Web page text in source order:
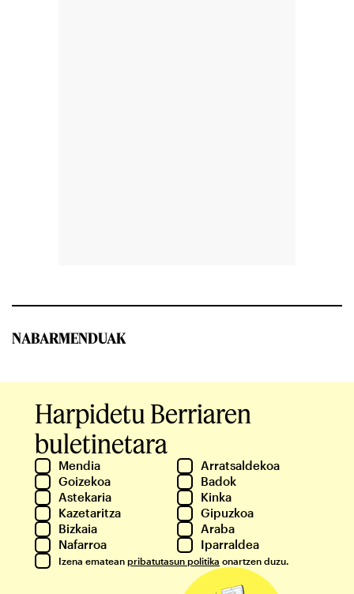
NABARMENDUAK
Harpidetu Berriaren
buletinetara
Mendia
Arratsaldekoa
Goizekoa
Badok
Astekaria
Kinka
Kazetaritza
Gipuzkoa
Bizkaia
Araba
Nafarroa
Iparraldea
Izena ematean pribatutasun politika onartzen duzu.